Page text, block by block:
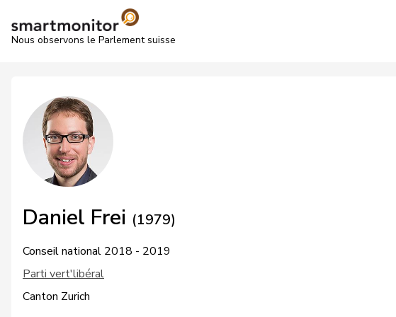
Nous observons le Parlement suisse
Daniel Frei (1979)
Conseil national 2018 - 2019
Parti vert'libéral
Canton Zurich